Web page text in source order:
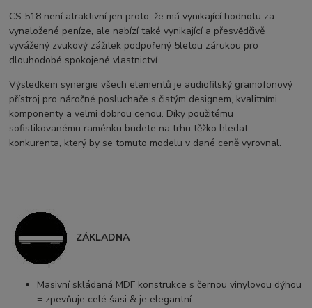
CS 518 není atraktivní jen proto, že má vynikající hodnotu za
vynaložené peníze, ale nabízí také vynikající a přesvědčivě
vyvážený zvukový zážitek podpořený 5letou zárukou pro
dlouhodobé spokojené vlastnictví.
Výsledkem synergie všech elementů je audiofilský gramofonový
přístroj pro náročné posluchače s čistým designem, kvalitními
komponenty a velmi dobrou cenou. Díky použitému
sofistikovanému raménku budete na trhu těžko hledat
konkurenta, který by se tomuto modelu v dané ceně vyrovnal.
ZÁKLADNA
Masivní skládaná MDF konstrukce s černou vinylovou dýhou
= zpevňuje celé šasi & je elegantní